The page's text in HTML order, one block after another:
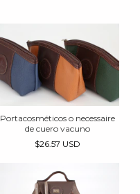
Portacosméticos o necessaire
de cuero vacuno
$26.57 USD